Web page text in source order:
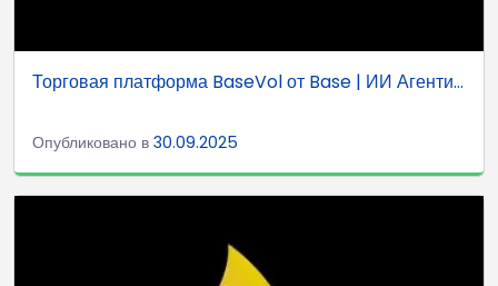
Торговая платформа BaseVol от Base | ИИ Агенти...
Опубликовано в 30.09.2025